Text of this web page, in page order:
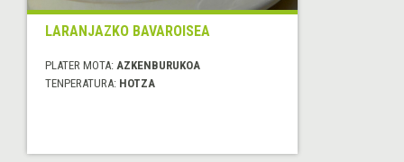
LARANJAZKO BAVAROISEA
PLATER MOTA: AZKENBURUKOA
TENPERATURA: HOTZA